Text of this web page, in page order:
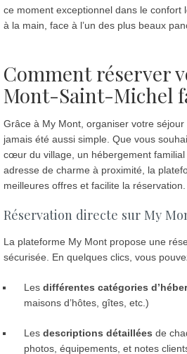
ce moment exceptionnel dans le confort
à la main, face à l’un des plus beaux
Comment réserver
Mont-Saint-Michel
Grâce à My Mont, organiser votre séjour
jamais été aussi simple. Que vous
cœur du village, un hébergement
adresse de charme à proximité, la
meilleures offres et facilite la réservation.
Réservation directe sur My
La plateforme My Mont propose une
sécurisée. En quelques clics, vous
Les différentes catégories
maisons d’hôtes, gîtes, etc.)
Les descriptions détaillées de
photos, équipements, et notes